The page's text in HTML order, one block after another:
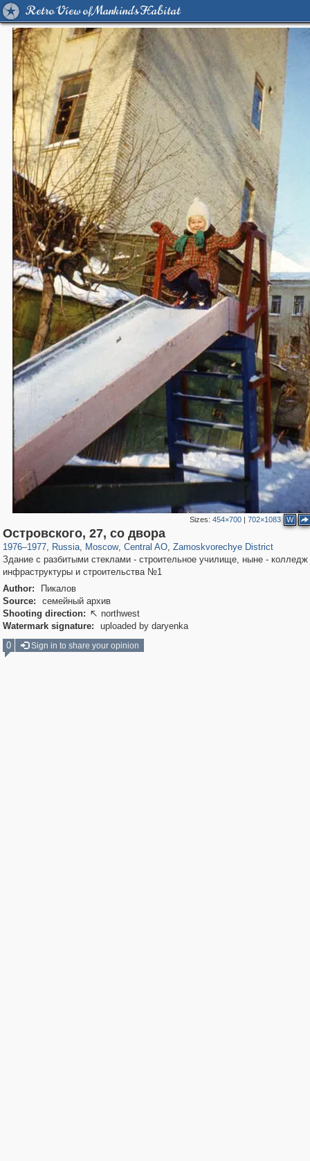
Retro View of Mankind's Habitat
Sizes:454×700 |702×1083 W
Островского, 27, со двора
1976–1977, Russia
1,407,836 29,263
, Moscow
319,968 8,295
, Central AO
160,055 5,920
, Zamoskvorechye District
Здание с разбитыми стеклами - строительное училище, ныне - колледж
инфраструктуры и строительства №1
Author:
Пикалов
Source:
семейный архив
Shooting direction:  northwest
Watermark signature:
uploaded by daryenka
0
Sign in to share your opinion